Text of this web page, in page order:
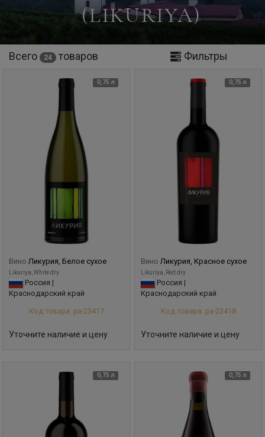
(LIKURIYA)
Всего 24 товаров Фильтры
0,75 л
Вино Ликурия, Белое сухое
Likuriya, White dry
Россия |
Краснодарский край
Код товара: ра-23417
Уточните наличие и цену
0,75 л
Вино Ликурия, Красное сухое
Likuriya, Red dry
Россия |
Краснодарский край
Код товара: ра-23418
Уточните наличие и цену
0,75 л 0,75 л